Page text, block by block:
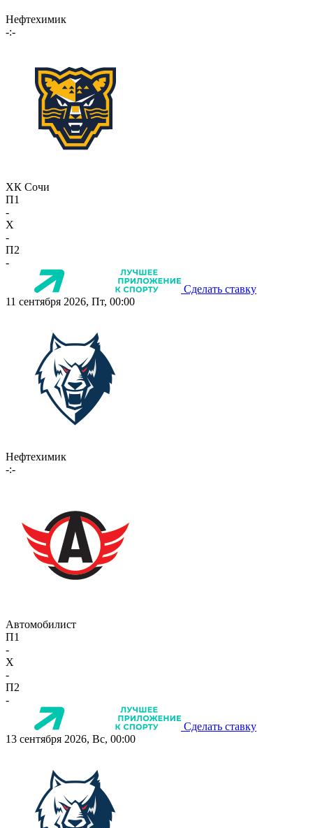
Нефтехимик
-:-
ХК Сочи
П1
-
X
-
П2
-
Сделать ставку
11 сентября 2026, Пт, 00:00
Нефтехимик
-:-
Автомобилист
П1
-
X
-
П2
-
Сделать ставку
13 сентября 2026, Вс, 00:00